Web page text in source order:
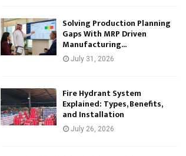
Solving Production Planning
Gaps With MRP Driven
Manufacturing...
July 31, 2026
Fire Hydrant System
Explained: Types, Benefits,
and Installation
July 26, 2026